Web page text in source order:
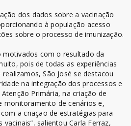
dos dados sobre a vacinação
à população acesso
sobre o processo de imunização.
motivados com o resultado da
pois de todas as experiências
São José se destacou
na integração dos processos e
Primária, na criação de
monitoramento de cenários e,
a criação de estratégias para
salientou Carla Ferraz,